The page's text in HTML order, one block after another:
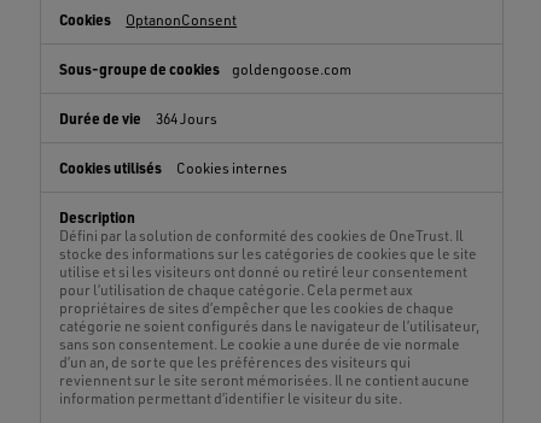
OptanonConsent
goldengoose.com
364 Jours
Cookies internes
Défini par la solution de conformité des cookies de OneTrust. Il
stocke des informations sur les catégories de cookies que le site
utilise et si les visiteurs ont donné ou retiré leur consentement
pour l’utilisation de chaque catégorie. Cela permet aux
propriétaires de sites d’empêcher que les cookies de chaque
catégorie ne soient configurés dans le navigateur de l’utilisateur,
sans son consentement. Le cookie a une durée de vie normale
d’un an, de sorte que les préférences des visiteurs qui
reviennent sur le site seront mémorisées. Il ne contient aucune
information permettant d’identifier le visiteur du site.